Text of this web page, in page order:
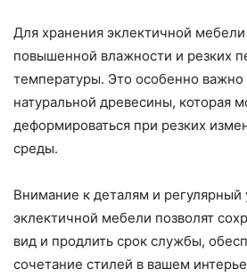
Для хранения эклектичной мебели
повышенной влажности и резких
температуры. Это особенно
натуральной древесины, которая
деформироваться при резких
среды.
Внимание к деталям и регулярный
эклектичной мебели позволят
вид и продлить срок службы,
сочетание стилей в вашем